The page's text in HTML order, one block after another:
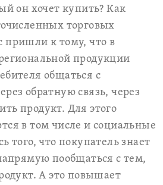
он хочет купить? Как
торговых
пришли к тому, что в
продукции
общаться с
обратную связь, через
продукт. Для этого
в том числе и социальные
того, что покупатель знает
пообщаться с тем,
А это повышает